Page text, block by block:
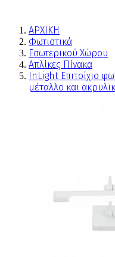
ΑΡΧΙΚΗ
Φωτιστικά
Εσωτερικού Χώρου
Απλίκες Πίνακα
InLight Επιτοίχιο
μέταλλο και